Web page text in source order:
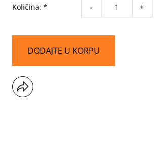
Količina: * - +
DODAJTE U KORPU